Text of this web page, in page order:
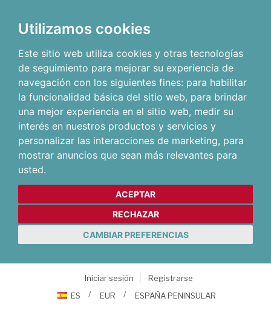
Utilizamos cookies
Este sitio web utiliza cookies y otras tecnologías
de seguimiento para mejorar su experiencia de
navegación con los siguientes fines: para habilitar
la funcionalidad básica del sitio web, para brindar
una mejor experiencia en el sitio web, medir su
interés en nuestros productos y servicios y
personalizar las interacciones de marketing, para
mostrar anuncios que sean más relevantes para
usted.
ACEPTAR
RECHAZAR
CAMBIAR PREFERENCIAS
Iniciar sesión
Registrarse
ES
EUR ESPAÑA PENINSULAR